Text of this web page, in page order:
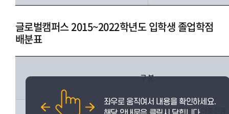
글로벌캠퍼스 2015~2022학년도 입학생 졸업학점
배분표
구 분